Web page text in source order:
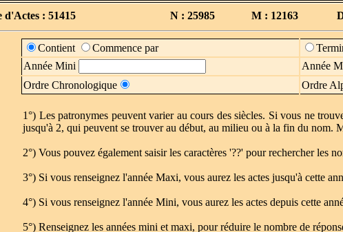
d'Actes : 51415 N : 25985 M : 12163
Contient Commence par
Année Mini
Année
Ordre Chronologique
Ordre
1°) Les patronymes peuvent varier au cours des siècles. Si vous ne
jusqu'à 2, qui peuvent se trouver au début, au milieu ou à la fin du nom.
2°) Vous pouvez également saisir les caractères '??' pour rechercher les
3°) Si vous renseignez l'année Maxi, vous aurez les actes jusqu'à cette
4°) Si vous renseignez l'année Mini, vous aurez les actes depuis cette
5°) Renseignez les années mini et maxi, pour réduire le nombre de